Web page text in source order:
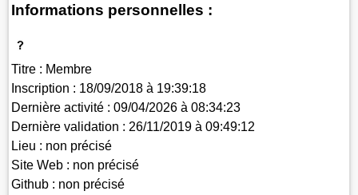
Informations personnelles :
Titre : Membre
Inscription : 18/09/2018 à 19:39:18
Dernière activité : 09/04/2026 à 08:34:23
Dernière validation : 26/11/2019 à 09:49:12
Lieu : non précisé
Site Web : non précisé
Github : non précisé